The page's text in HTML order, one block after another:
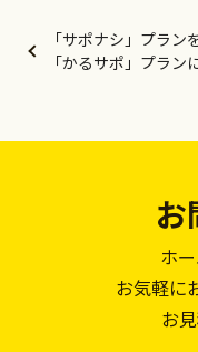
「サポナシ」プラン
「かるサポ」プラン
お
ホ
お気軽に
お